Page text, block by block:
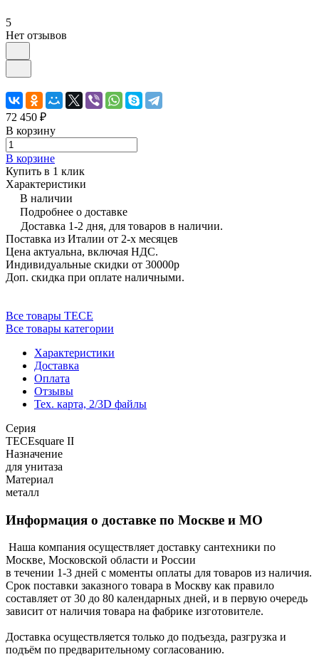
5
Нет отзывов
72 450 ₽
В корзину
В корзине
Купить в 1 клик
Характеристики
В наличии
Подробнее о доставке
Доставка 1-2 дня, для товаров в наличии.
Поставка из Италии от 2-х месяцев
Цена актуальна, включая НДС.
Индивидуальные скидки от 30000р
Доп. скидка при оплате наличными.
Все товары TECE
Все товары категории
Характеристики
Доставка
Оплата
Отзывы
Тех. карта, 2/3D файлы
Серия
TECEsquare II
Назначение
для унитаза
Материал
металл
Информация о доставке по Москве и МО
Наша компания осуществляет доставку сантехники по
Москве, Московской области и России
в течении 1-3 дней с моменты оплаты для товаров из наличия.
Срок поставки заказного товара в Москву как правило
составляет от 30 до 80 календарных дней, и в первую очередь
зависит от наличия товара на фабрике изготовителе.
Доставка осуществляется только до подъезда, разгрузка и
подъём по предварительному согласованию.